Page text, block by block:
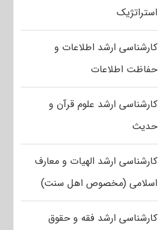
استراتژیک
کارشناسی ارشد اطلاعات و
حفاظت اطلاعات
کارشناسی ارشد علوم قرآن و
حدیث
کارشناسی ارشد الهیات و معارف
اسلامی (مخصوص اهل سنت)
کارشناسی ارشد فقه و حقوق